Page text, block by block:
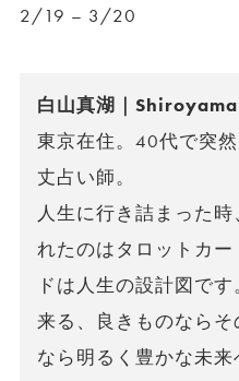
2/19 – 3/20
白山真湖｜
東京在住。40代で突
丈占い師。
人生に行き詰まった
れたのはタロットカ
ドは人生の設計図で
来る、良きものなら
なら明るく豊かな未